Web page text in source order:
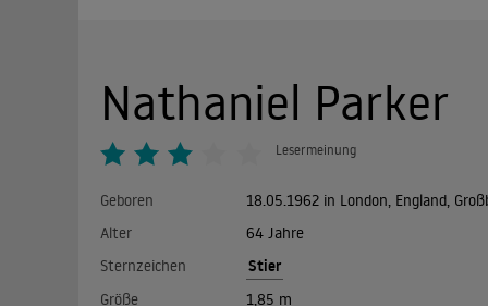
Nathaniel Parker
Lesermeinung
Geboren
18.05.1962 in London, England,
Alter
64 Jahre
Sternzeichen
Stier
Größe
1,85 m